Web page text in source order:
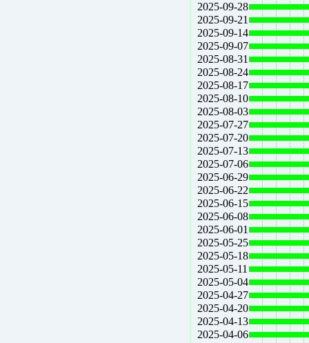
2025-09-28
2025-09-21
2025-09-14
2025-09-07
2025-08-31
2025-08-24
2025-08-17
2025-08-10
2025-08-03
2025-07-27
2025-07-20
2025-07-13
2025-07-06
2025-06-29
2025-06-22
2025-06-15
2025-06-08
2025-06-01
2025-05-25
2025-05-18
2025-05-11
2025-05-04
2025-04-27
2025-04-20
2025-04-13
2025-04-06